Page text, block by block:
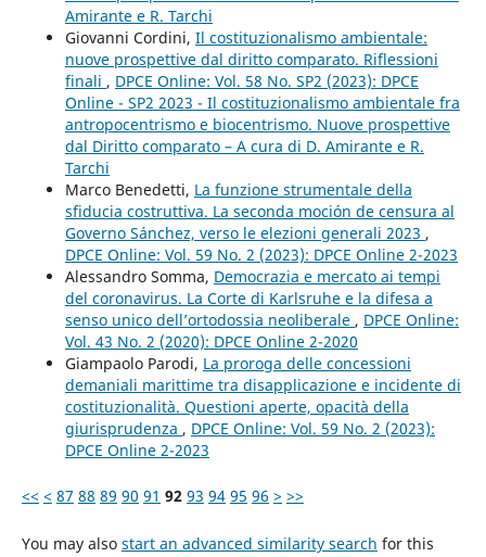
Amirante e R. Tarchi
Giovanni Cordini, Il costituzionalismo ambientale:
nuove prospettive dal diritto comparato. Riflessioni
finali , DPCE Online: Vol. 58 No. SP2 (2023): DPCE
Online - SP2 2023 - Il costituzionalismo ambientale fra
antropocentrismo e biocentrismo. Nuove prospettive
dal Diritto comparato – A cura di D. Amirante e R.
Tarchi
Marco Benedetti, La funzione strumentale della
sfiducia costruttiva. La seconda moción de censura al
Governo Sánchez, verso le elezioni generali 2023 ,
DPCE Online: Vol. 59 No. 2 (2023): DPCE Online 2-2023
Alessandro Somma, Democrazia e mercato ai tempi
del coronavirus. La Corte di Karlsruhe e la difesa a
senso unico dell’ortodossia neoliberale , DPCE Online:
Vol. 43 No. 2 (2020): DPCE Online 2-2020
Giampaolo Parodi, La proroga delle concessioni
demaniali marittime tra disapplicazione e incidente di
costituzionalità. Questioni aperte, opacità della
giurisprudenza , DPCE Online: Vol. 59 No. 2 (2023):
DPCE Online 2-2023
<< < 87 88 89 90 91 92 93 94 95 96 > >>
You may also start an advanced similarity search for this